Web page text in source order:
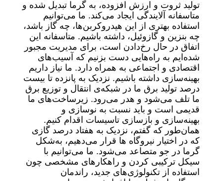
تولید ثروت و ارزش افزوده، به گرما تبدیل شده و
متاسفانه آلایندگی ایجاد می‌کند. ما می‌توانیم
استفاده بهتری از این هیدروکربن‌ها، چه گاز باشد،
چه بنزین و گازوئیل، داشته باشیم. متاسفانه این
اتفاق در حال رخ‌دادن است، برای مدیریت مجبور
شده‌ایم به راه‌هایی دست بزنیم که آسیب‌های
اقتصادی و اجتماعی به همراه دارد. ما نیاز داریم
بهینه‌سازی داشته باشیم. نزدیک به پانزده تا بیست
درصد تولید برق ما در شبکه‌ی انتقال و توزیع برق
ما تلف می‌شود و هدر می‌رود. زیرساخت‌های ما
قدیمی است و باید نسبت به نوسازی و
بهینه‌سازی و بازسازی تاسیسات اقدام کنیم.
همان‌طور که گفتم، نزدیک به هفتاد درصد گازی
که در اختیار نیروگاه ها قرار می‌دهیم، به‌شکل
گرما در جو متصاعد می‌شود. ما می‌توانیم با
سیکل ترکیبی کردن و راهکارهای مشخصی چون
استفاده از تکنولوژی‌های جدید، راندمان